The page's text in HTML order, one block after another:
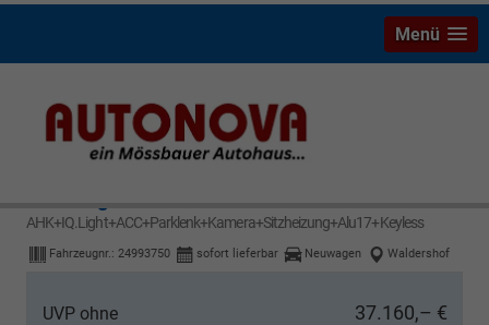
Menü
AHK+IQ.Light+ACC+Parklenk+Kamera+Sitzheizung+Alu17+Keyless
Fahrzeugnr.: 24993750 sofort lieferbar Neuwagen Waldershof
UVP ohne
37.160,– €